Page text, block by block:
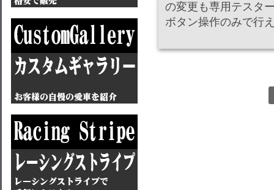
の変更も専用テスタ
ボタン操作のみで行